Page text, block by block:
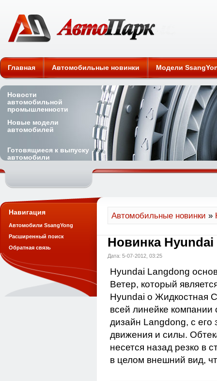
Главная Автомобильные новинки Модели
Новости
автомобильной
промышленности
Новые модели
автомобилей
Готовящиеся к выпуску
автомобили
Автомобильные новинки »
Новинка
Дата: 5-07-2012, 03:25
Hyundai Langdong
Ветер, который
Hyundai о Жидкостная
всей линейке
дизайн Langdong, с
движения и силы.
несется назад резко в
в целом внешний вид,
Навигация
Автомобили SsangYong
Расширенный поиск
Обратная связь